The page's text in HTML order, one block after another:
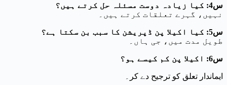
س4: کیا زیادہ دوست مسئلہ حل کرتے ہیں؟
نہیں، گہرے تعلقات کرتے ہیں۔
س5: کیا اکیلا پن ڈپریشن کا سبب بن سکتا ہے؟
طویل مدت میں، جی ہاں۔
س6: اکیلا پن کم کیسے ہو؟
ایماندار تعلق کو ترجیح دے کر۔